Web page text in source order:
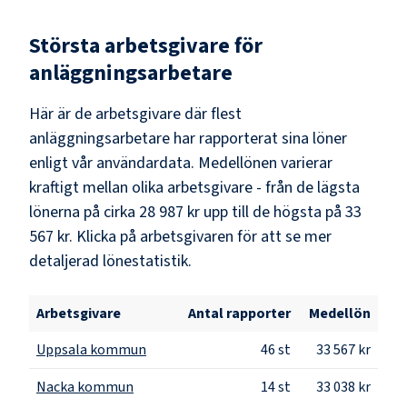
Största arbetsgivare för
anläggningsarbetare
Här är de arbetsgivare där flest
anläggningsarbetare har rapporterat sina löner
enligt vår användardata. Medellönen varierar
kraftigt mellan olika arbetsgivare - från de lägsta
lönerna på cirka 28 987 kr upp till de högsta på 33
567 kr. Klicka på arbetsgivaren för att se mer
detaljerad lönestatistik.
Arbetsgivare Antal rapporter
Medellön
Uppsala kommun
46st
33 567 kr
Nacka kommun
14st
33 038 kr